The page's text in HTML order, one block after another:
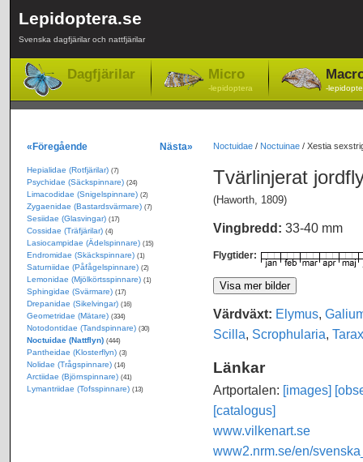
Lepidoptera.se
Svenska dagfjärilar och nattfjärilar
Dagfjärilar Micro
-lepidoptera -
Noctuidae/ Noctuinae/ Xestia
Tvärlinjerat
(Haworth, 1809)
Vingbredd: 33-40 mm
Flygtider:
Värdväxt: Elymus,
Scilla, Scrophularia,
Länkar
Artportalen: [images]
[catalogus]
www.vilkenart.se
www2.nrm.se/en/
«Föregående Nästa»
Hepialidae (Rotfjärilar) (7)
Psychidae (Säckspinnare) (24)
Limacodidae (Snigelspinnare) (2)
Zygaenidae (Bastardsvärmare) (7)
Sesiidae (Glasvingar) (17)
Cossidae (Träfjärilar) (4)
Lasiocampidae (Ädelspinnare) (15)
Endromidae (Skäckspinnare) (1)
Saturniidae (Påfågelspinnare) (2)
Lemonidae (Mjölkörtsspinnare) (1)
Sphingidae (Svärmare) (17)
Drepanidae (Sikelvingar) (16)
Geometridae (Mätare) (334)
Notodontidae (Tandspinnare) (30)
Noctuidae (Nattflyn) (444)
Pantheidae (Klosterflyn) (3)
Nolidae (Trågspinnare) (14)
Arctiidae (Björnspinnare) (41)
Lymantriidae (Tofsspinnare) (13)